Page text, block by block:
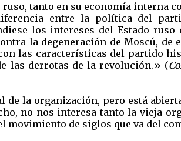
tanto en su economía interna
entre la política del
los intereses del Estado
la degeneración de Moscú,
las características del partido
las derrotas de la revolución.» (
la organización, pero está
no nos interesa tanto la vieja
movimiento de siglos que va del